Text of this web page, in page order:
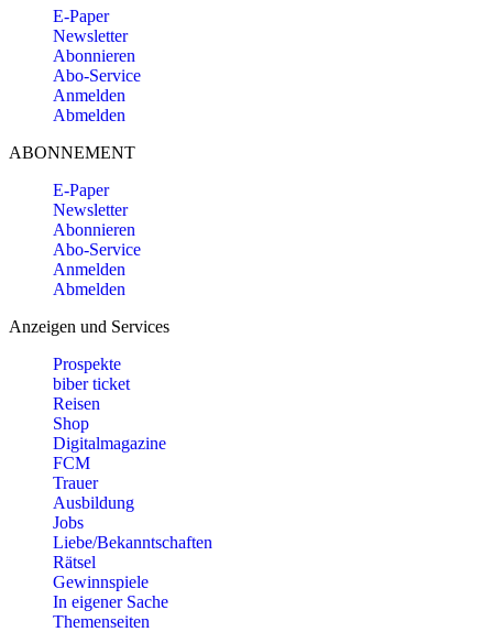
E-Paper
Newsletter
Abonnieren
Abo-Service
Anmelden
Abmelden
ABONNEMENT
E-Paper
Newsletter
Abonnieren
Abo-Service
Anmelden
Abmelden
Anzeigen und Services
Prospekte
biber ticket
Reisen
Shop
Digitalmagazine
FCM
Trauer
Ausbildung
Jobs
Liebe/Bekanntschaften
Rätsel
Gewinnspiele
In eigener Sache
Themenseiten